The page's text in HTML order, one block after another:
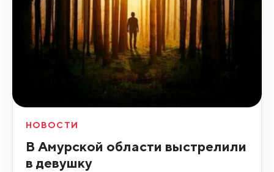
НОВОСТИ
В Амурской области выстрелили
в девушку